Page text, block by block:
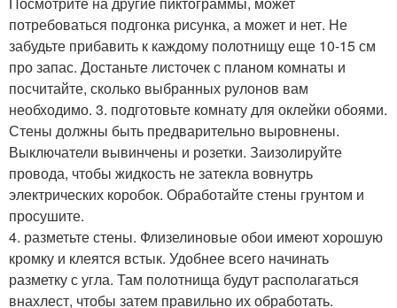
потребоваться подгонка рисунка, а может и нет. Не
забудьте прибавить к каждому полотнищу еще 10-15 см
про запас. Достаньте листочек с планом комнаты и
посчитайте, сколько выбранных рулонов вам
необходимо. 3. подготовьте комнату для оклейки обоями.
Стены должны быть предварительно выровнены.
Выключатели вывинчены и розетки. Заизолируйте
провода, чтобы жидкость не затекла вовнутрь
электрических коробок. Обработайте стены грунтом и
просушите.
4. разметьте стены. Флизелиновые обои имеют хорошую
кромку и клеятся встык. Удобнее всего начинать
разметку с угла. Там полотнища будут располагаться
внахлест, чтобы затем правильно их обработать.